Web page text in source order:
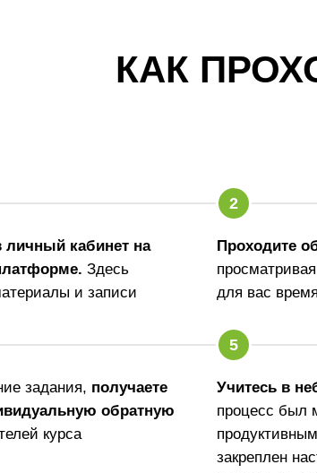
КАК
личный кабинет на
Здесь
и записи
Проходите
для вас время
задания, получаете
обратную
курса
Учитесь в
процесс был
закреплен